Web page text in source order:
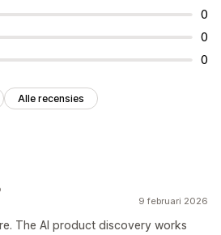
0
0
0
Alle recensies
9 februari 2026
The AI product discovery works